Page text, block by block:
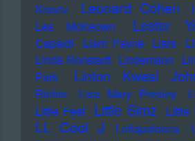
Kravitz
Leonard Cohen
Les McKeown
Lester
Capaldi
Liam Payne Liars
Linda Ronstadt Lindemann
Park
Linton Kwesi
Richie
Lisa Mary Presley
Little Feat Little Simz Little
LL Cool J Lollapalooza